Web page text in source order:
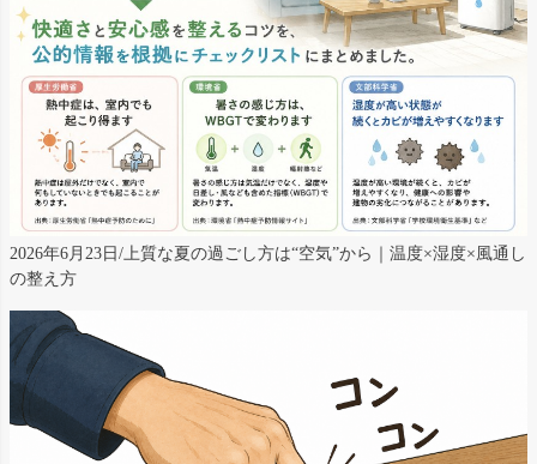
2026年6月23日/上質な夏の過ごし方は“空気”から｜温度×湿度×風通し
の整え方